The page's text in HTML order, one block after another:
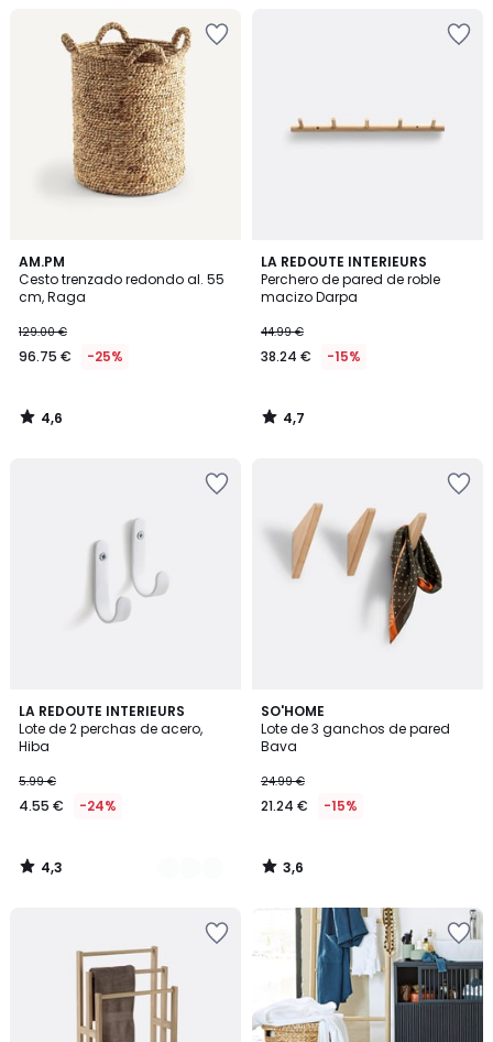
AM.PM
Cesto trenzado redondo al. 55
cm, Raga
129.00 €
96.75 € -25%
4,6
/ 5
4,6
/
LA REDOUTE INTERIEURS
Perchero de pared de roble
macizo Darpa
44.99 €
38.24 € -15%
4,7
/ 5
4,7
/
LA REDOUTE INTERIEURS
Lote de 2 perchas de acero,
Hiba
5.99 €
4.55 € -24%
4,3
/ 5
8
Colores
4,3
/
SO'HOME
Lote de 3 ganchos de pared
Bava
24.99 €
21.24 € -15%
3,6
/ 5
3,6
/